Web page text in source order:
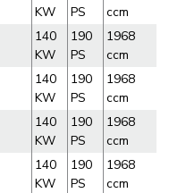
KW
PS
ccm
140
KW
190
PS
1968
ccm
140
KW
190
PS
1968
ccm
140
KW
190
PS
1968
ccm
140
KW
190
PS
1968
ccm